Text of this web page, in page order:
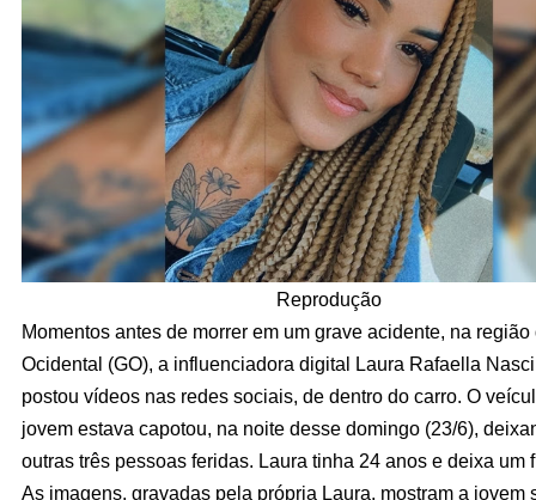
Reprodução
Momentos antes de morrer em um grave acidente, na
Ocidental (GO), a influenciadora digital Laura Rafaella
postou vídeos nas redes sociais, de dentro do carro. O
jovem estava capotou, na noite desse domingo (23/6),
outras três pessoas feridas. Laura tinha 24 anos e deixa um
As imagens, gravadas pela própria Laura, mostram a jovem